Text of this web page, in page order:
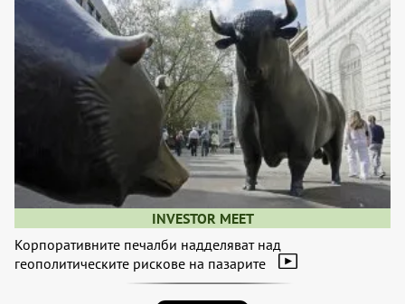
INVESTOR MEET
Корпоративните печалби надделяват над
геополитическите рискове на пазарите